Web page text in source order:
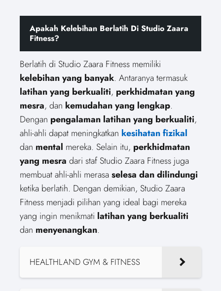
Apakah Kelebihan Berlatih Di Studio Zaara
Fitness?
Berlatih di Studio Zaara Fitness memiliki
kelebihan yang banyak. Antaranya termasuk
latihan yang berkualiti, perkhidmatan yang
mesra, dan kemudahan yang lengkap.
Dengan pengalaman latihan yang berkualiti,
ahli-ahli dapat meningkatkan kesihatan fizikal
dan mental mereka. Selain itu, perkhidmatan
yang mesra dari staf Studio Zaara Fitness juga
membuat ahli-ahli merasaselesa dan dilindungi
ketika berlatih. Dengan demikian, Studio Zaara
Fitness menjadi pilihan yang ideal bagi mereka
yang ingin menikmati latihan yang berkualiti
dan menyenangkan.
HEALTHLAND GYM & FITNESS